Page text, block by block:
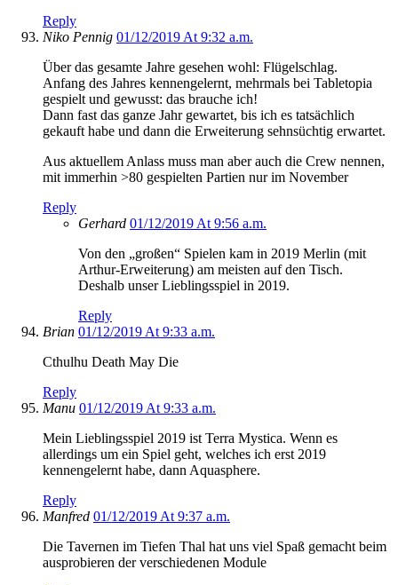
Reply
Niko Pennig 01/12/2019 At 9:32 a.m.
Über das gesamte Jahre gesehen wohl: Flügelschlag.
Anfang des Jahres kennengelernt, mehrmals bei Tabletopia
gespielt und gewusst: das brauche ich!
Dann fast das ganze Jahr gewartet, bis ich es tatsächlich
gekauft habe und dann die Erweiterung sehnsüchtig erwartet.
Aus aktuellem Anlass muss man aber auch die Crew nennen,
mit immerhin >80 gespielten Partien nur im November
Reply
Gerhard 01/12/2019 At 9:56 a.m.
Von den „großen“ Spielen kam in 2019 Merlin (mit
Arthur-Erweiterung) am meisten auf den Tisch.
Deshalb unser Lieblingsspiel in 2019.
Reply
Brian 01/12/2019 At 9:33 a.m.
Cthulhu Death May Die
Reply
Manu 01/12/2019 At 9:33 a.m.
Mein Lieblingsspiel 2019 ist Terra Mystica. Wenn es
allerdings um ein Spiel geht, welches ich erst 2019
kennengelernt habe, dann Aquasphere.
Reply
Manfred 01/12/2019 At 9:37 a.m.
Die Tavernen im Tiefen Thal hat uns viel Spaß gemacht beim
ausprobieren der verschiedenen Module